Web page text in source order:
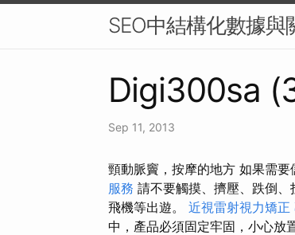
SEO中結構化數據
Digi300sa
Sep 11, 2013
頸動脈竇，按摩的地方 如果需
服務 請不要觸摸、擠壓、跌倒、
飛機等出遊。 近視雷射視力矯正
中，產品必須固定牢固，小心放